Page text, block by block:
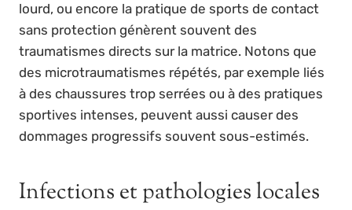
lourd, ou encore la pratique de sports de contact
sans protection génèrent souvent des
traumatismes directs sur la matrice. Notons que
des microtraumatismes répétés, par exemple liés
à des chaussures trop serrées ou à des pratiques
sportives intenses, peuvent aussi causer des
dommages progressifs souvent sous-estimés.
Infections et pathologies locales